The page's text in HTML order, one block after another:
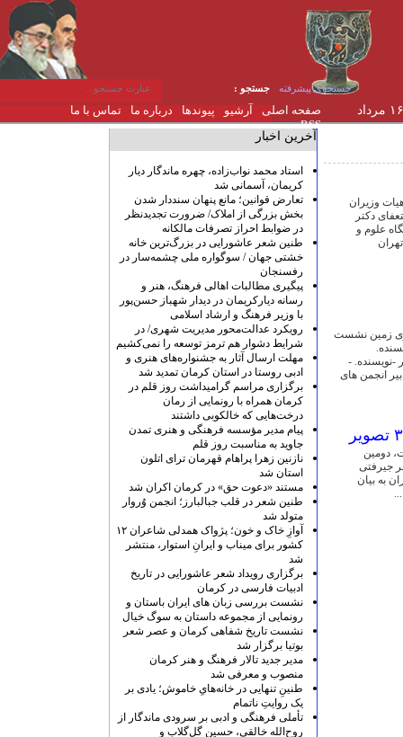
جستجوی پیشرفته جستجو :
صفحه اصلی آرشیو پیوندها درباره ما
تماس با ما
RSS
جمعه ۱۶ مرداد
وزیران
دکتر
علوم و
روی زمین نشست
نویسنده. -
انجمن های
دومین
جیرفتی
به بیان
آخرین اخبار
استاد محمد نواب‌زاده، چهره ماندگار دیار
کریمان، آسمانی شد
تعارض قوانین؛ مانع پنهان سنددار شدن
بخش بزرگی از املاک/ ضرورت تجدیدنظر
در ضوابط احراز تصرفات مالکانه
طنین شعر عاشورایی در بزرگ‌ترین خانه
خشتی جهان / سوگواره ملی چشمه‌سار در
رفسنجان
پیگیری مطالبات اهالی فرهنگ، هنر و
رسانه دیارکریمان در دیدار شهباز حسن‌پور
با وزیر فرهنگ و ارشاد اسلامی
رویکرد عدالت‌محور مدیریت شهری/ در
شرایط دشوار هم ترمز توسعه را نمی‌کشیم
مهلت ارسال آثار به جشنواره‌های هنری و
ادبی روستا در استان کرمان تمدید شد
برگزاری مراسم گرامیداشت روز قلم در
کرمان همراه با رونمایی از رمان
درخت‌هایی که خالکوبی داشتند
پیام مدیر مؤسسه فرهنگی و هنری تمدن
جاوید به مناسبت روز قلم
نازنین زهرا پراهام قهرمان ترای اتلون
استان شد
مستند «دعوت حق» در کرمان اکران شد
طنین شعر در قلب جبالبارز؛ انجمن وُروار
متولد شد
آوازِ خاک و خون؛ پژواک همدلی شاعران ۱۲
کشور برای میناب و ایرانِ استوار، منتشر
شد
برگزاری رویداد شعر عاشورایی در تاریخ
ادبیات فارسی در کرمان
نشست بررسی زبان های ایران باستان و
رونمایی از مجموعه داستان به سوگ خیال
نشست تاریخ شفاهی کرمان و عصر شعر
بوتیا برگزار شد
مدیر جدید تالار فرهنگ و هنر کرمان
منصوب و معرفی شد
طنینِ تنهایی در خانه‌هایِ خاموش؛ یادی بر
یک روایتِ ناتمام
تأملی فرهنگی و ادبی بر سرودی ماندگار از
روح‌الله خالقی، حسین گل‌گلاب و